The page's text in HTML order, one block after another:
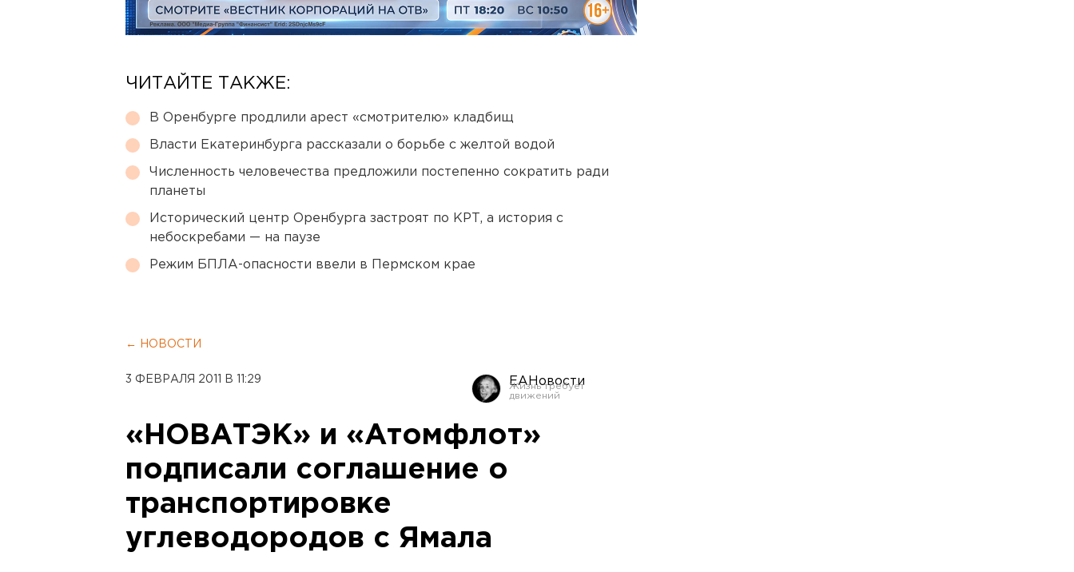
ЧИТАЙТЕ ТАКЖЕ:
В Оренбурге продлили арест «смотрителю» кладбищ
Власти Екатеринбурга рассказали о борьбе с желтой водой
Численность человечества предложили постепенно сократить ради
планеты
Исторический центр Оренбурга застроят по КРТ, а история с
небоскребами — на паузе
Режим БПЛА-опасности ввели в Пермском крае
← НОВОСТИ
3 ФЕВРАЛЯ 2011 В 11:29 ЕАНовости
«НОВАТЭК» и «Атомфлот»
подписали соглашение о
транспортировке
углеводородов с Ямала